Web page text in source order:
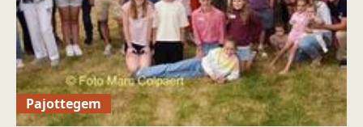
Pajottegem